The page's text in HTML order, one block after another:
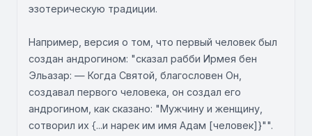
эзотерическую традиции.
Например, версия о том, что первый человек был
создан андрогином: "сказал рабби Ирмея бен
Эльазар: — Когда Святой, благословен Он,
создавал первого человека, он создал его
андрогином, как сказано: "Мужчину и женщину,
сотворил их {...и нарек им имя Адам [человек]}"".